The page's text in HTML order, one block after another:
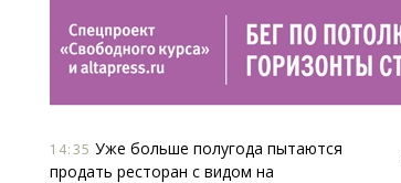
14:35 Уже больше полугода пытаются
продать ресторан с видом на